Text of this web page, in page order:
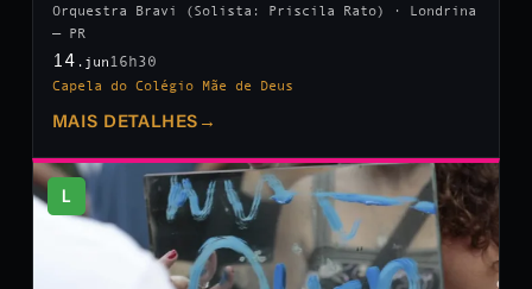
Orquestra Bravi (Solista: Priscila Rato) · Londrina
— PR
14 .jun 16h30
Capela do Colégio Mãe de Deus
MAIS DETALHES →
L